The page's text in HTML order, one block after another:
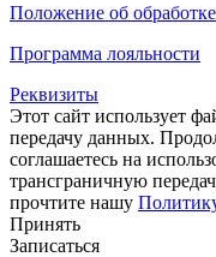
Положение об
Программа лояльности
Реквизиты
Этот сайт использует
передачу данных.
соглашаетесь на
трансграничную
прочтите нашу
Принять
Записаться